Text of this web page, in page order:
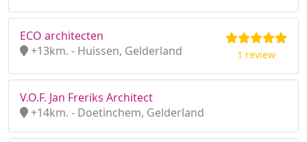
ECO architecten
+13km. - Huissen, Gelderland
1 review
V.O.F. Jan Freriks Architect
+14km. - Doetinchem, Gelderland